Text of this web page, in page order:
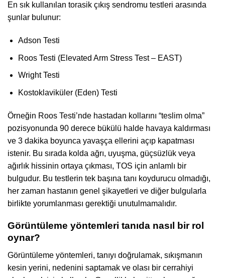
En sık kullanılan torasik çıkış sendromu testleri arasında
şunlar bulunur:
Adson Testi
Roos Testi (Elevated Arm Stress Test – EAST)
Wright Testi
Kostoklaviküler (Eden) Testi
Örneğin Roos Testi’nde hastadan kollarını “teslim olma”
pozisyonunda 90 derece bükülü halde havaya kaldırması
ve 3 dakika boyunca yavaşça ellerini açıp kapatması
istenir. Bu sırada kolda ağrı, uyuşma, güçsüzlük veya
ağırlık hissinin ortaya çıkması, TOS için anlamlı bir
bulgudur. Bu testlerin tek başına tanı koydurucu olmadığı,
her zaman hastanın genel şikayetleri ve diğer bulgularla
birlikte yorumlanması gerektiği unutulmamalıdır.
Görüntüleme yöntemleri tanıda nasıl bir rol
oynar?
Görüntüleme yöntemleri, tanıyı doğrulamak, sıkışmanın
kesin yerini, nedenini saptamak ve olası bir cerrahiyi